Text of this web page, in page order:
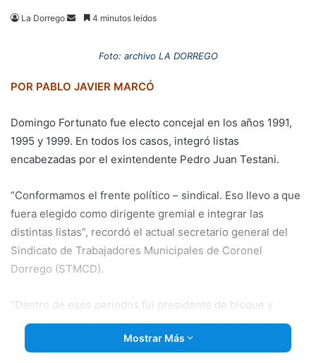
La Dorrego
Send4 minutos leídos
Foto: archivo LA DORREGO
POR PABLO JAVIER MARCÓ
Domingo Fortunato fue electo concejal en los años 1991,
1995 y 1999. En todos los casos, integró listas
encabezadas por el exintendente Pedro Juan Testani.
“Conformamos el frente político – sindical. Eso llevo a que
fuera elegido como dirigente gremial e integrar las
distintas listas”, recordó el actual secretario general del
Sindicato de Trabajadores Municipales de Coronel
Dorrego (STMCD).
“Dentro de esos periodos fui presidente de bloque y
presidente del Concejo Deliberante. Tuve el honor y la
satisfacción de acompañar y ser parte del proyecto político
Mostrar Más